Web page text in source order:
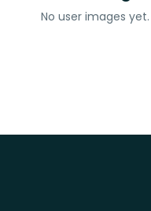
No user images